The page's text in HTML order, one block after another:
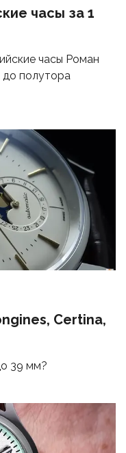
часы за 1
часы Роман
до полутора
Certina,
39 мм?